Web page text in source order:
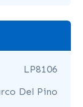
LP8106
Del Pino